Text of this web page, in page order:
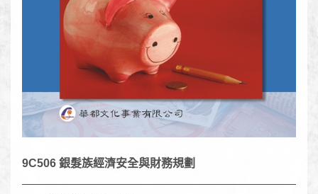
9C506 銀髮族經濟安全與財務規劃